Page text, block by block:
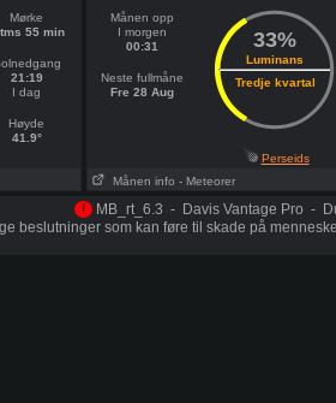
Mørke
55 min
21:19
I dag
Høyde
41.9°
Månen opp
I morgen
00:31
Neste fullmåne
Fre 28 Aug
33%
Luminans
Tredje kvartal
Perseids
Månen info - Meteorer
! MB_rt_6.3 - Davis Vantage Pro -
beslutninger som kan føre til skade på